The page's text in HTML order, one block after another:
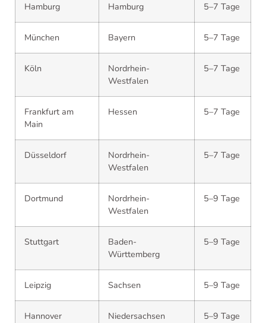
Hamburg Hamburg 5–7 Tage
München Bayern 5–7 Tage
Köln
Nordrhein-
Westfalen
5–7 Tage
Frankfurt am
Main
Hessen 5–7 Tage
Düsseldorf
Nordrhein-
Westfalen
5–7 Tage
Dortmund
Nordrhein-
Westfalen
5–9 Tage
Stuttgart
Baden-
Württemberg
5–9 Tage
Leipzig Sachsen 5–9 Tage
Hannover Niedersachsen 5–9 Tage